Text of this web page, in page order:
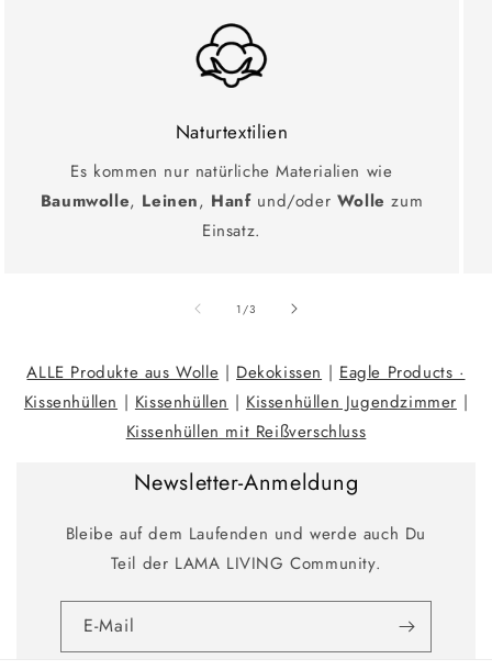
Naturtextilien
Es kommen nur natürliche Materialien wie
Baumwolle, Leinen, Hanfund/oder Wolle zum
Einsatz.
1 /Ab
3
ALLE Produkte aus Wolle | Dekokissen | Eagle Products ·
Kissenhüllen | Kissenhüllen | Kissenhüllen Jugendzimmer |
Kissenhüllen mit Reißverschluss
Newsletter-Anmeldung
Bleibe auf dem Laufenden und werde auch Du
Teil der LAMA LIVING Community.
E-Mail